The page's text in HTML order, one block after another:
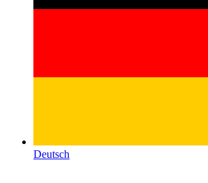
Deutsch